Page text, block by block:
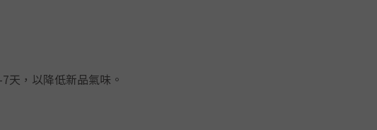
天，以降低新品氣味。